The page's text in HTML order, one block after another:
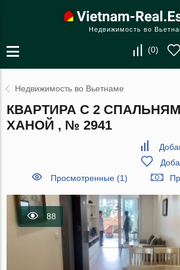
Недвижимость во
(0)
Недвижимость во Вьетнаме
КВАРТИРА С 2
ХАНОЙ , № 2941
Просмотренные (1)
88